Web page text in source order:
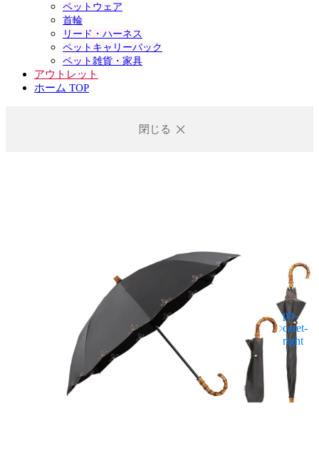
ペットウェア
首輪
リード・ハーネス
ペットキャリーバック
ペット雑貨・家具
アウトレット
ホーム TOP
閉じる